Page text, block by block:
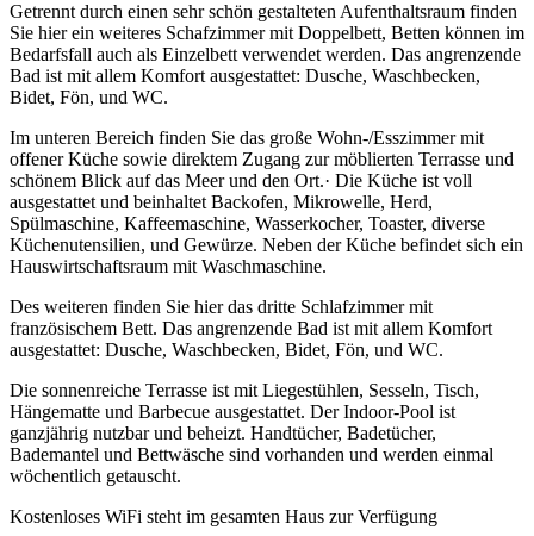
Getrennt durch einen sehr schön gestalteten Aufenthaltsraum finden
Sie hier ein weiteres Schafzimmer mit Doppelbett, Betten können im
Bedarfsfall auch als Einzelbett verwendet werden. Das angrenzende
Bad ist mit allem Komfort ausgestattet: Dusche, Waschbecken,
Bidet, Fön, und WC.
Im unteren Bereich finden Sie das große Wohn-/Esszimmer mit
offener Küche sowie direktem Zugang zur möblierten Terrasse und
schönem Blick auf das Meer und den Ort.· Die Küche ist voll
ausgestattet und beinhaltet Backofen, Mikrowelle, Herd,
Spülmaschine, Kaffeemaschine, Wasserkocher, Toaster, diverse
Küchenutensilien, und Gewürze. Neben der Küche befindet sich ein
Hauswirtschaftsraum mit Waschmaschine.
Des weiteren finden Sie hier das dritte Schlafzimmer mit
französischem Bett. Das angrenzende Bad ist mit allem Komfort
ausgestattet: Dusche, Waschbecken, Bidet, Fön, und WC.
Die sonnenreiche Terrasse ist mit Liegestühlen, Sesseln, Tisch,
Hängematte und Barbecue ausgestattet. Der Indoor-Pool ist
ganzjährig nutzbar und beheizt. Handtücher, Badetücher,
Bademantel und Bettwäsche sind vorhanden und werden einmal
wöchentlich getauscht.
Kostenloses WiFi steht im gesamten Haus zur Verfügung